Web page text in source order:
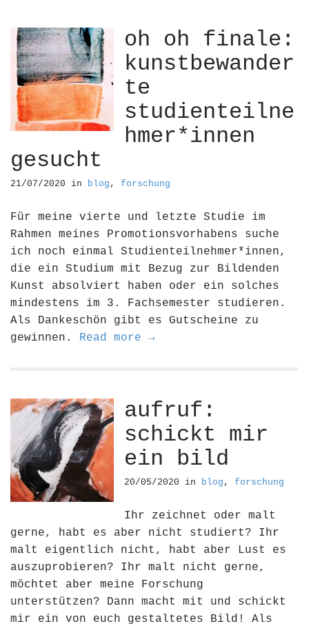
oh oh finale:
kunstbewander
te
studienteilne
hmer*innen
gesucht
21/07/2020 in blog , forschung
Für meine vierte und letzte Studie im
Rahmen meines Promotionsvorhabens suche
ich noch einmal Studienteilnehmer*innen,
die ein Studium mit Bezug zur Bildenden
Kunst absolviert haben oder ein solches
mindestens im 3. Fachsemester studieren.
Als Dankeschön gibt es Gutscheine zu
gewinnen. Read more →
aufruf:
schickt mir
ein bild
20/05/2020 in blog , forschung
Ihr zeichnet oder malt
gerne, habt es aber nicht studiert? Ihr
malt eigentlich nicht, habt aber Lust es
auszuprobieren? Ihr malt nicht gerne,
möchtet aber meine Forschung
unterstützen? Dann macht mit und schickt
mir ein von euch gestaltetes Bild! Als